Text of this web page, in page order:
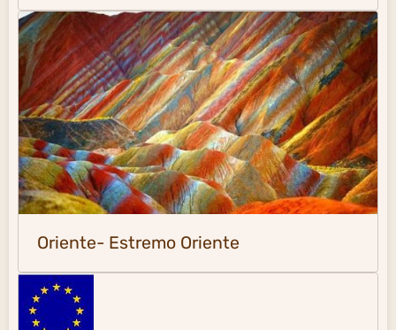
Oriente- Estremo Oriente